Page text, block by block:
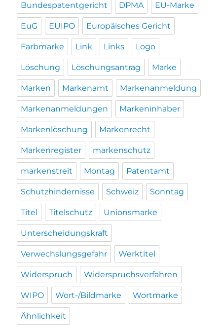
Bundespatentgericht DPMA EU-Marke
EuG EUIPO Europäisches Gericht
Farbmarke Link Links Logo
Löschung Löschungsantrag Marke
Marken Markenamt Markenanmeldung
Markenanmeldungen Markeninhaber
Markenlöschung Markenrecht
Markenregister markenschutz
markenstreit Montag Patentamt
Schutzhindernisse Schweiz Sonntag
Titel Titelschutz Unionsmarke
Unterscheidungskraft
Verwechslungsgefahr Werktitel
Widerspruch Widerspruchsverfahren
WIPO Wort-/Bildmarke Wortmarke
Ähnlichkeit